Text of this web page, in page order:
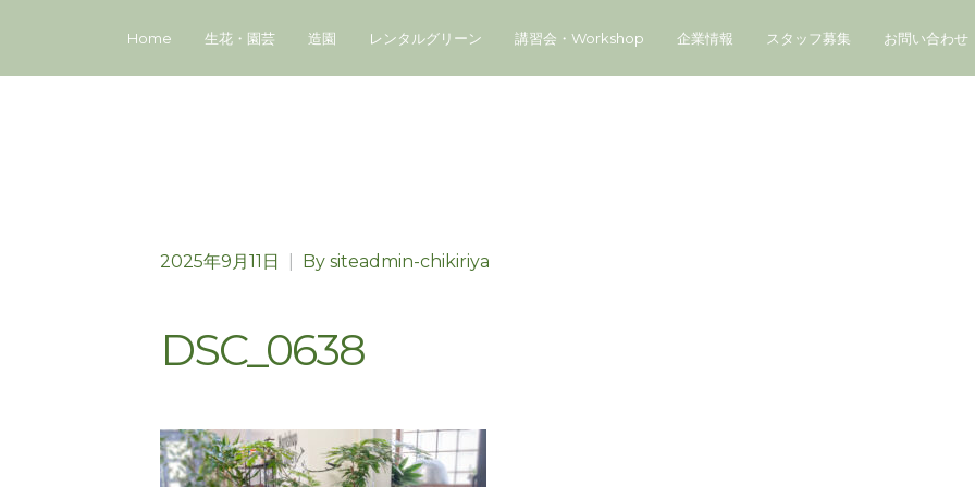
Home 生花・園芸 造園 レンタルグリーン 講習会・Workshop 企業情報 スタッフ募集 お問い合わせ
2025年9月11日 By siteadmin-chikiriya
DSC_0638